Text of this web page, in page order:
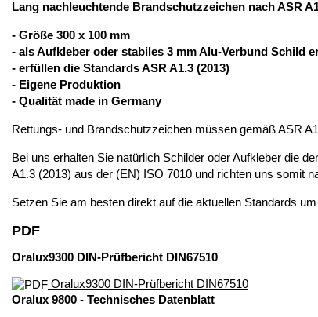
Lang nachleuchtende Brandschutzzeichen nach ASR
- Größe 300 x 100 mm
- als Aufkleber oder stabiles 3 mm Alu-Verbund Schild
- erfüllen die Standards ASR A1.3 (2013)
- Eigene Produktion
- Qualität made in Germany
Rettungs- und Brandschutzzeichen müssen gemäß ASR
Bei uns erhalten Sie natürlich Schilder oder Aufkleber die
A1.3 (2013) aus der (EN) ISO 7010 und richten uns somit
Setzen Sie am besten direkt auf die aktuellen Standards
PDF
Oralux9300 DIN-Prüfbericht DIN67510
Oralux9300 DIN-Prüfbericht DIN67510
Oralux 9800 - Technisches Datenblatt